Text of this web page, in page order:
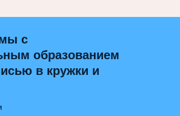
с
образованием
в кружки и